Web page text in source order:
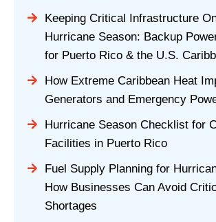
Keeping Critical Infrastructure
Hurricane Season: Backup
for Puerto Rico & the U.S.
How Extreme Caribbean Heat
Generators and Emergency
Hurricane Season Checklist for
Facilities in Puerto Rico
Fuel Supply Planning for
How Businesses Can Avoid
Shortages